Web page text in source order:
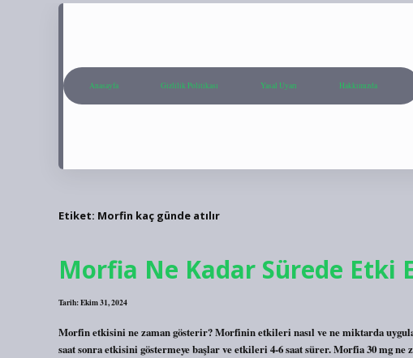
Anasayfa Gizlilik Politikası Yasal Uyarı Hakkımızda
Etiket: Morfin kaç günde atılır
Morfia Ne Kadar Sürede Etki
Tarih: Ekim 31, 2024
Morfin etkisini ne zaman gösterir? Morfinin etkileri nasıl ve ne miktarda
saat sonra etkisini göstermeye başlar ve etkileri 4-6 saat sürer. Morfia 30 mg